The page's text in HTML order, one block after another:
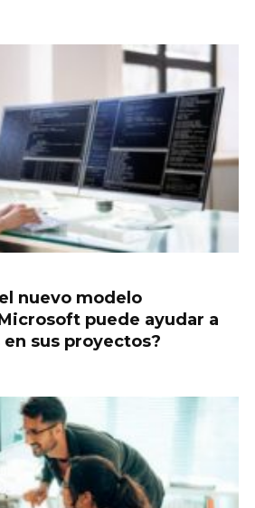
nuevo modelo
puede ayudar a
sus proyectos?